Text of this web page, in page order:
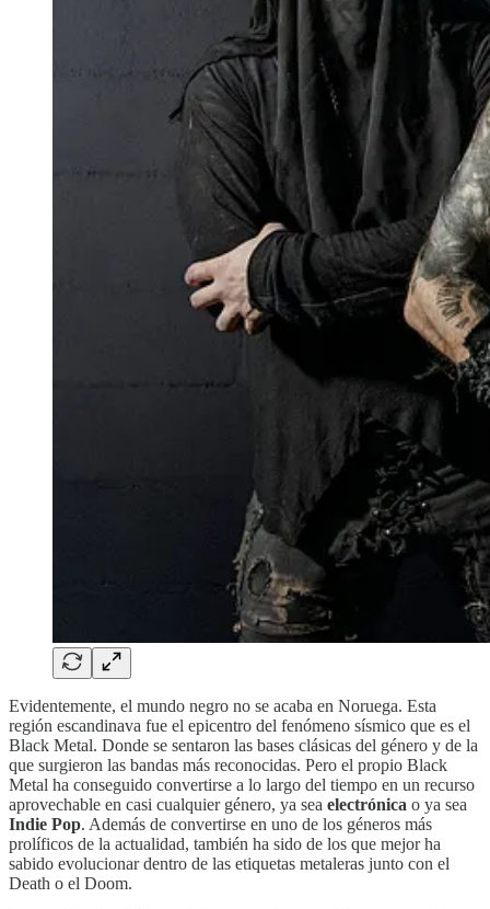
Evidentemente, el mundo negro no se acaba en Noruega. Esta
región escandinava fue el epicentro del fenómeno sísmico que es el
Black Metal. Donde se sentaron las bases clásicas del género y de la
que surgieron las bandas más reconocidas. Pero el propio Black
Metal ha conseguido convertirse a lo largo del tiempo en un recurso
aprovechable en casi cualquier género, ya sea electrónica o ya sea
Indie Pop. Además de convertirse en uno de los géneros más
prolíficos de la actualidad, también ha sido de los que mejor ha
sabido evolucionar dentro de las etiquetas metaleras junto con el
Death o el Doom.